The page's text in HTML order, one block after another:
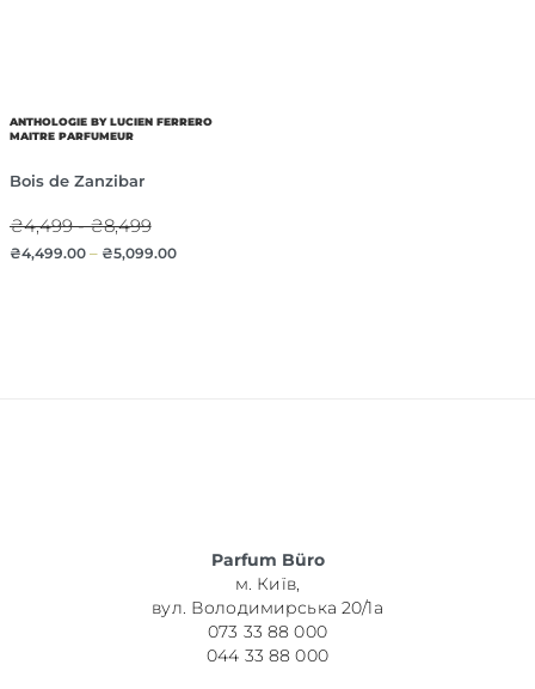
ANTHOLOGIE BY LUCIEN FERRERO
MAITRE PARFUMEUR
Bois de Zanzibar
₴4,499 - ₴8,499
₴4,499.00– ₴5,099.00
Parfum Büro
м. Київ,
вул. Володимирська 20/1а
073 33 88 000
044 33 88 000